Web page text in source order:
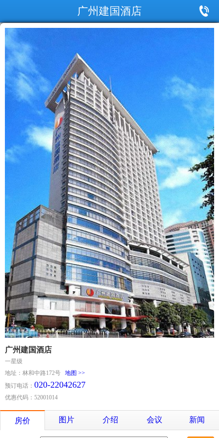
广州建国酒店
广州建国酒店
一星级
地址：林和中路172号 地图 >>
预订电话： 020-22042627
优惠代码：52001014
房价 图片 介绍 会议 新闻